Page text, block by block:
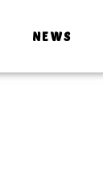
NEWS